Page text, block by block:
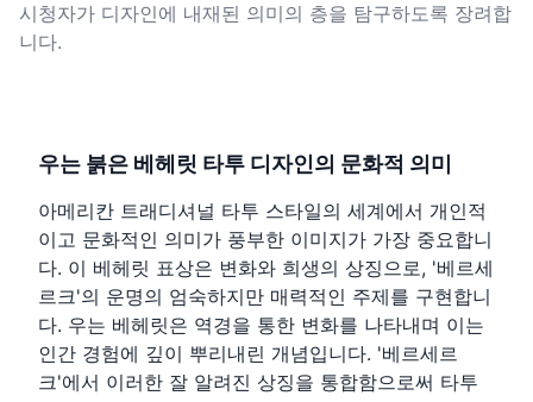
시청자가 디자인에 내재된 의미의 층을 탐구하도록 장려합
니다.
우는 붉은 베헤릿 타투 디자인의 문화적 의미
아메리칸 트래디셔널 타투 스타일의 세계에서 개인적
이고 문화적인 의미가 풍부한 이미지가 가장 중요합니
다. 이 베헤릿 표상은 변화와 희생의 상징으로, '베르세
르크'의 운명의 엄숙하지만 매력적인 주제를 구현합니
다. 우는 베헤릿은 역경을 통한 변화를 나타내며 이는
인간 경험에 깊이 뿌리내린 개념입니다. '베르세르
크'에서 이러한 잘 알려진 상징을 통합함으로써 타투